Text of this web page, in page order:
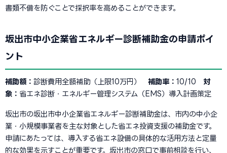
書類不備を防ぐことで採択率を高めることができます。
坂出市中小企業省エネルギー診断補助金の申請ポイ
ント
補助額： 診断費用全額補助（上限10万円） 補助率： 10/10 対
象： 省エネ診断・エネルギー管理システム（EMS）導入計画策定
坂出市の坂出市中小企業省エネルギー診断補助金は、市内の中小企
業・小規模事業者を主な対象とした省エネ投資支援の補助金です。
申請にあたっては、導入する省エネ設備の具体的な活用方法と定量
的な効果を示すことが重要です。坂出市の窓口で事前相談を行い、